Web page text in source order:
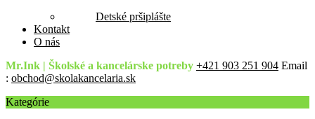
Detské pršiplášte
Kontakt
O nás
Mr.Ink | Školské a kancelárske potreby +421 903 251 904 Email
: obchod@skolakancelaria.sk
Kategórie